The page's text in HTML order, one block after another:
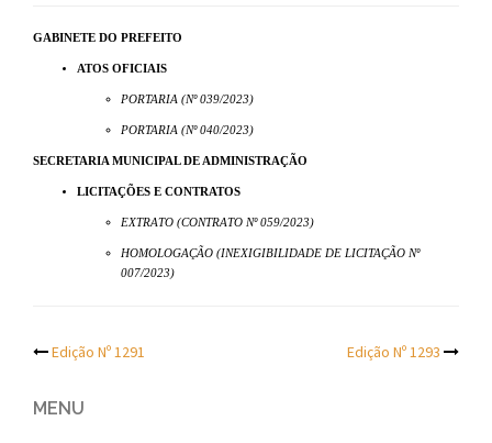
GABINETE DO PREFEITO
ATOS OFICIAIS
PORTARIA (Nº 039/2023)
PORTARIA (Nº 040/2023)
SECRETARIA MUNICIPAL DE ADMINISTRAÇÃO
LICITAÇÕES E CONTRATOS
EXTRATO (CONTRATO Nº 059/2023)
HOMOLOGAÇÃO (INEXIGIBILIDADE DE LICITAÇÃO Nº
007/2023)
Post
navigation
Edição Nº 1291 Edição Nº 1293
MENU